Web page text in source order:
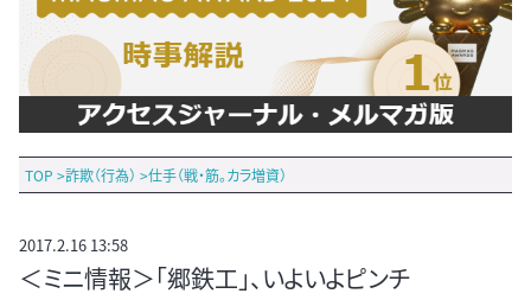
TOP >詐欺（行為） >仕手（戦・筋。カラ増資）
2017.2.16 13:58
＜ミニ情報＞「郷鉄工」、いよいよピンチ